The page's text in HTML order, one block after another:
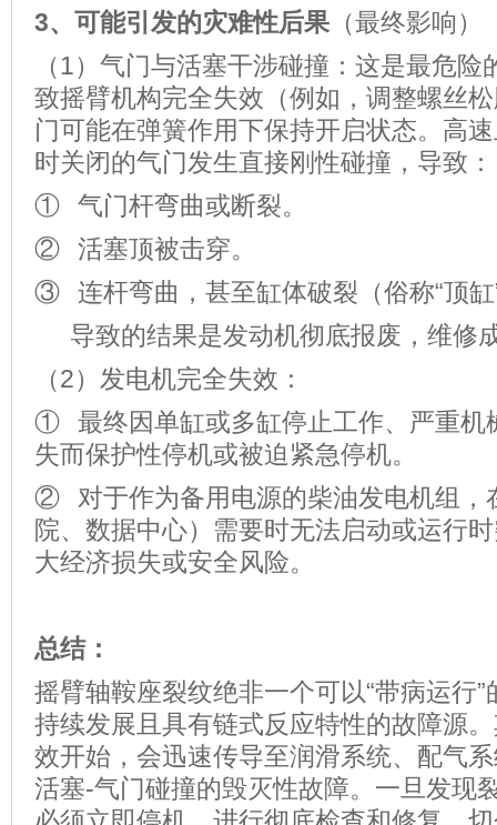
3、可能引发的灾难性后果 （最终影响）
（1）气门与活塞干涉碰撞：这是最危
致摇臂机构完全失效（例如，调整螺丝
门可能在弹簧作用下保持开启状态。 高
时关闭的气门发生直接刚性碰撞，导致：
① 气门杆弯曲或断裂。
② 活塞顶被击穿。
③ 连杆弯曲，甚至缸体破裂（俗称“顶缸
导致的结果是发动机彻底报废，维修
（2）发电机完全失效：
① 最终因单缸或多缸停止工作、严重机
失而保护性停机或被迫紧急停机。
② 对于作为备用电源的柴油发电机组，
院、数据中心）需要时无法启动或运行
大经济损失或安全风险。
总结：
摇臂轴鞍座裂纹绝非一个可以“带病运行
持续发展且具有链式反应特性的故障源
效开始，会迅速传导至润滑系统、配气
活塞-气门碰撞的毁灭性故障。一旦发现